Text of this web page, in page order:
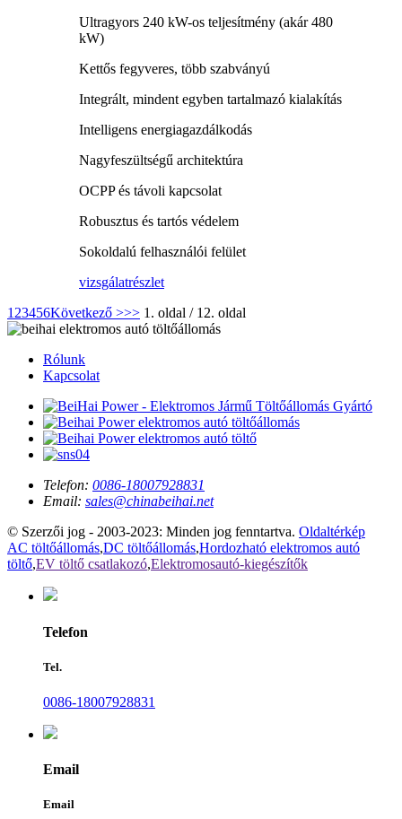
Ultragyors 240 kW-os teljesítmény (akár 480
kW)
Kettős fegyveres, több szabványú
Integrált, mindent egyben tartalmazó kialakítás
Intelligens energiagazdálkodás
Nagyfeszültségű architektúra
OCPP és távoli kapcsolat
Robusztus és tartós védelem
Sokoldalú felhasználói felület
vizsgálatrészlet
1 23456Következő >>> 1. oldal / 12. oldal
Rólunk
Kapcsolat
Telefon: 0086-18007928831
Email: sales@chinabeihai.net
© Szerzői jog - 2003-2023: Minden jog fenntartva. Oldaltérkép
AC töltőállomás,DC töltőállomás,Hordozható elektromos autó
töltő,EV töltő csatlakozó,Elektromosautó-kiegészítők
Telefon
Tel.
0086-18007928831
Email
Email